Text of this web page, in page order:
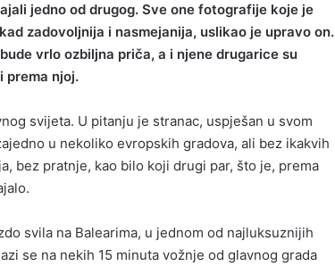
jedno od drugog. Sve one fotografije koje je
zadovoljnija i nasmejanija, uslikao je upravo on.
vrlo ozbiljna priča, a i njene drugarice su
prema njoj.
svijeta. U pitanju je stranac, uspješan u svom
u nekoliko evropskih gradova, ali bez ikakvih
bez pratnje, kao bilo koji drugi par, što je, prema
svila na Balearima, u jednom od najluksuznijih
se na nekih 15 minuta vožnje od glavnog grada